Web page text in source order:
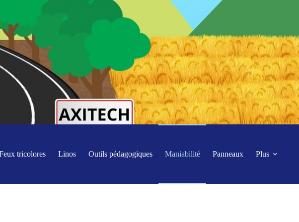
tricolores Linos Outils pédagogiques Maniabilité Panneaux Plus